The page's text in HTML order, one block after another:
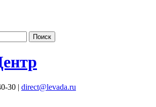
30 | direct@levada.ru